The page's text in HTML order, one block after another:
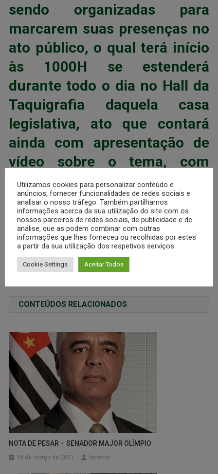
sendo organizadas para
marcarem suas presenças no
ato público, o qual terá início
às 1000H se estenderá
durante todo o dia no Hall da
Taquigrafia daquela casa
legislativa, ato que contará
ainda com apresentação de
vídeo sobre o tema, com
imagens e depoimentos
marcantes de diversos locais
do Brasil.
A desmilitarização da PM será o fim do Brasil livre
CONTEÚDOS RELACIONADOS
NOTA DE PESAR – SENADOR MAJOR OLÍMPIO
18 de março de 2021 feneme
Utilizamos cookies para personalizar conteúdo e
anúncios, fornecer funcionalidades de redes sociais e
analisar o nosso tráfego. Também partilhamos
informações acerca da sua utilização do site com os
nossos parceiros de redes sociais, de publicidade e de
análise, que as podem combinar com outras
informações que lhes forneceu ou recolhidas por estes
a partir da sua utilização dos respetivos serviços.
Cookie Settings Aceitar Todos